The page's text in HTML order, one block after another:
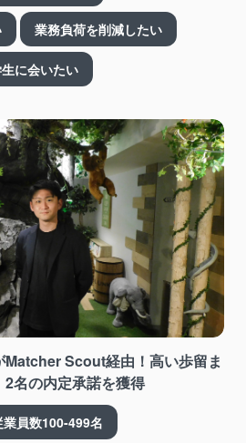
業務負荷を削減したい
に会いたい
Matcher Scout経由！高い歩留ま
2名の内定承諾を獲得
業員数100-499名